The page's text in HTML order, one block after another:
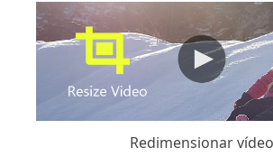
Redimensionar vídeo